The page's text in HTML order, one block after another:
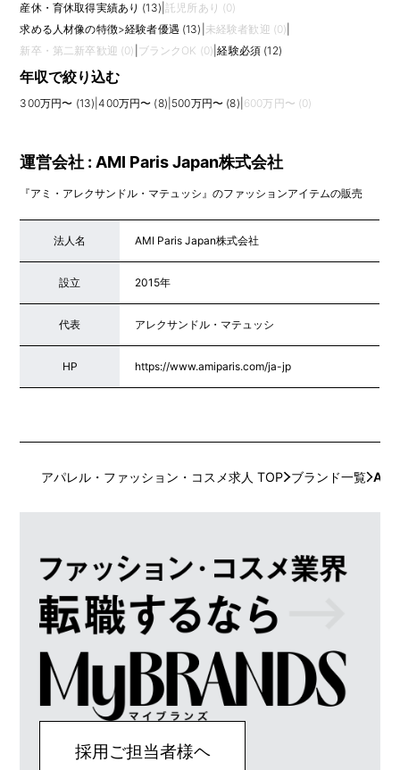
産休・育休取得実績あり (13) |託児所あり (0)
求める人材像の特徴>経験者優遇 (13) 未経験者歓迎 (0)
新卒・第二新卒歓迎 (0)
ブランクOK (0) |経験必須 (12)
年収で絞り込む
300万円〜 (13) |400万円〜 (8) 500万円〜 (8) 600万円〜 (0)
運営会社 : AMI Paris Japan株式会社
『アミ・アレクサンドル・マテュッシ』のファッションアイテムの販売
法人名 AMI Paris Japan株式会社
設立 2015年
代表 アレクサンドル・マテュッシ
HP https://www.amiparis.com/ja-jp
アパレル・ファッション・コスメ求人 TOP ブランド一覧
採用ご担当者様ヘ